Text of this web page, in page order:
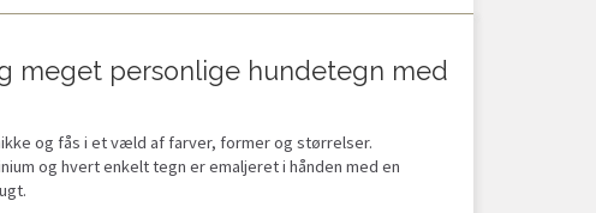
meget personlige hundetegn med
og fås i et væld af farver, former og størrelser.
og hvert enkelt tegn er emaljeret i hånden med en